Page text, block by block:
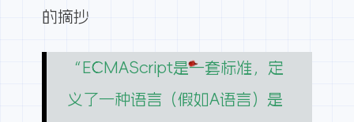
的摘抄
“ECMAScript是一套标准，定
义了一种语言（假如A语言）是